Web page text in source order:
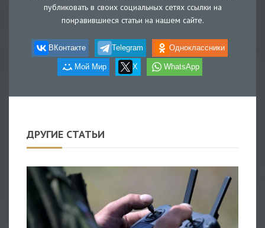
публиковать в своих социальных сетях ссылки на
понравившиеся статьи на нашем сайте.
ВКонтакте Telegram Одноклассники
Мой Мир X WhatsApp
ДРУГИЕ СТАТЬИ